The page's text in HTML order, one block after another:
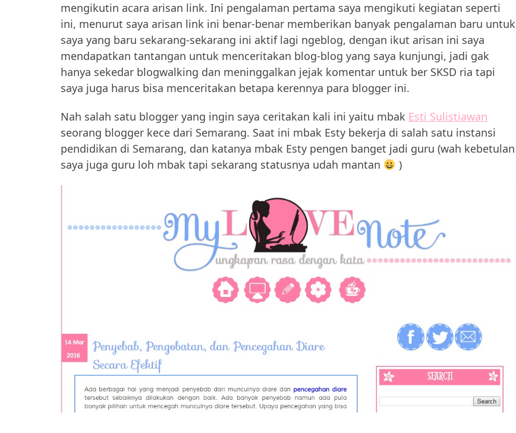
mengikutin acara arisan link. Ini pengalaman pertama saya mengikuti kegiatan seperti
ini, menurut saya arisan link ini benar-benar memberikan banyak pengalaman baru untuk
saya yang baru sekarang-sekarang ini aktif lagi ngeblog, dengan ikut arisan ini saya
mendapatkan tantangan untuk menceritakan blog-blog yang saya kunjungi, jadi gak
hanya sekedar blogwalking dan meninggalkan jejak komentar untuk ber SKSD ria tapi
saya juga harus bisa menceritakan betapa kerennya para blogger ini.
Nah salah satu blogger yang ingin saya ceritakan kali ini yaitu mbak Esti Sulistiawan
seorang blogger kece dari Semarang. Saat ini mbak Esty bekerja di salah satu instansi
pendidikan di Semarang, dan katanya mbak Esty pengen banget jadi guru (wah kebetulan
saya juga guru loh mbak tapi sekarang statusnya udah mantan
)